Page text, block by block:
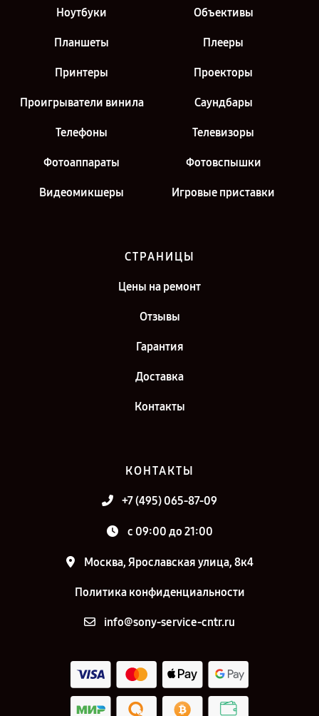
Ноутбуки Объективы
Планшеты Плееры
Принтеры Проекторы
Проигрыватели винила Саундбары
Телефоны Телевизоры
Фотоаппараты Фотовспышки
Видеомикшеры Игровые приставки
СТРАНИЦЫ
Цены на ремонт
Отзывы
Гарантия
Доставка
Контакты
КОНТАКТЫ
+7 (495) 065-87-09
c 09:00 до 21:00
Москва, Ярославская улица, 8к4
Политика конфиденциальности
info@sony-service-cntr.ru